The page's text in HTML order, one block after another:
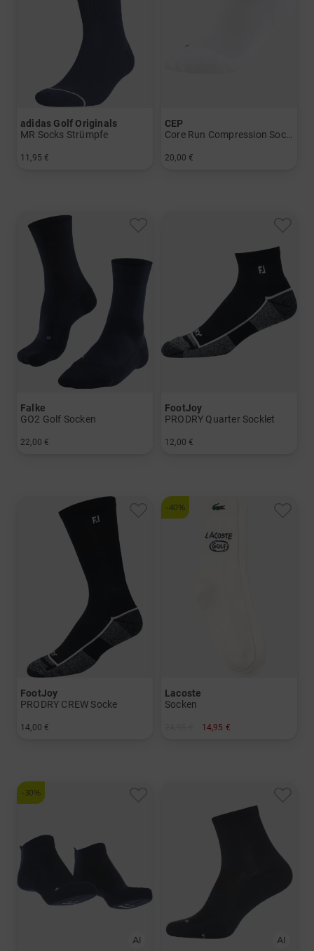
adidas Golf Originals
MR Socks Strümpfe
11,95 €
CEP
Core Run Compression Socks - Low Cut 5.0 - Men
20,00 €
Falke
GO2 Golf Socken
22,00 €
FootJoy
PRODRY Quarter Socklet
12,00 €
FootJoy
PRODRY CREW Socke
14,00 €
-40%
Lacoste
Socken
14,95 €
-30%